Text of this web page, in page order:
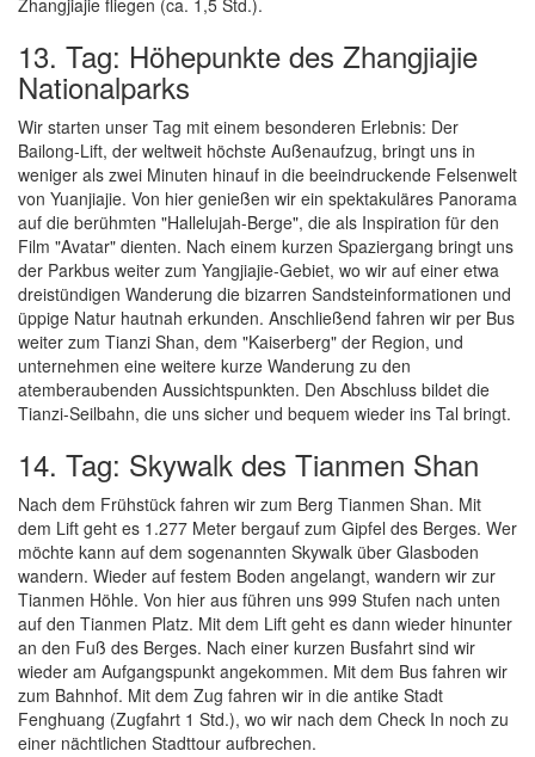
Zhangjiajie fliegen (ca. 1,5 Std.).
13. Tag: Höhepunkte des Zhangjiajie
Nationalparks
Wir starten unser Tag mit einem besonderen Erlebnis: Der
Bailong-Lift, der weltweit höchste Außenaufzug, bringt uns in
weniger als zwei Minuten hinauf in die beeindruckende Felsenwelt
von Yuanjiajie. Von hier genießen wir ein spektakuläres Panorama
auf die berühmten "Hallelujah-Berge", die als Inspiration für den
Film "Avatar" dienten. Nach einem kurzen Spaziergang bringt uns
der Parkbus weiter zum Yangjiajie-Gebiet, wo wir auf einer etwa
dreistündigen Wanderung die bizarren Sandsteinformationen und
üppige Natur hautnah erkunden. Anschließend fahren wir per Bus
weiter zum Tianzi Shan, dem "Kaiserberg" der Region, und
unternehmen eine weitere kurze Wanderung zu den
atemberaubenden Aussichtspunkten. Den Abschluss bildet die
Tianzi-Seilbahn, die uns sicher und bequem wieder ins Tal bringt.
14. Tag: Skywalk des Tianmen Shan
Nach dem Frühstück fahren wir zum Berg Tianmen Shan. Mit
dem Lift geht es 1.277 Meter bergauf zum Gipfel des Berges. Wer
möchte kann auf dem sogenannten Skywalk über Glasboden
wandern. Wieder auf festem Boden angelangt, wandern wir zur
Tianmen Höhle. Von hier aus führen uns 999 Stufen nach unten
auf den Tianmen Platz. Mit dem Lift geht es dann wieder hinunter
an den Fuß des Berges. Nach einer kurzen Busfahrt sind wir
wieder am Aufgangspunkt angekommen. Mit dem Bus fahren wir
zum Bahnhof. Mit dem Zug fahren wir in die antike Stadt
Fenghuang (Zugfahrt 1 Std.), wo wir nach dem Check In noch zu
einer nächtlichen Stadttour aufbrechen.